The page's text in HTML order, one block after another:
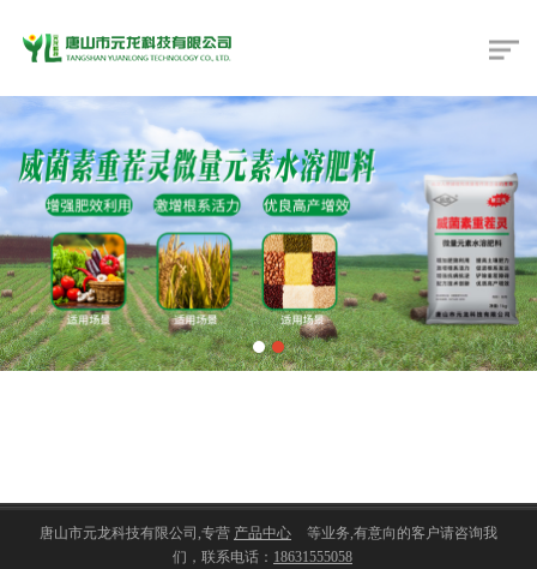
唐山市元龙科技有限公司,专营 产品中心
等业务,有意向的客户请咨询我
们，联系电话： 18631555058